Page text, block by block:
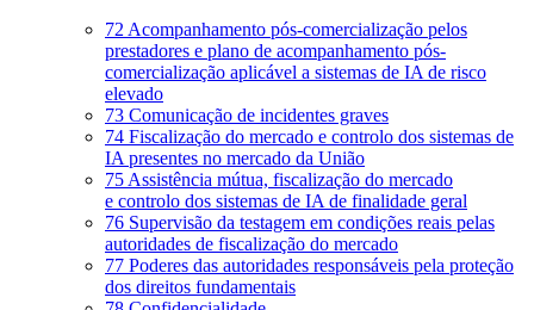
72 Acompanhamento pós-comercialização pelos
prestadores e plano de acompanhamento pós-
comercialização aplicável a sistemas de IA de risco
elevado
73 Comunicação de incidentes graves
74 Fiscalização do mercado e controlo dos sistemas de
IA presentes no mercado da União
75 Assistência mútua, fiscalização do mercado
e controlo dos sistemas de IA de finalidade geral
76 Supervisão da testagem em condições reais pelas
autoridades de fiscalização do mercado
77 Poderes das autoridades responsáveis pela proteção
dos direitos fundamentais